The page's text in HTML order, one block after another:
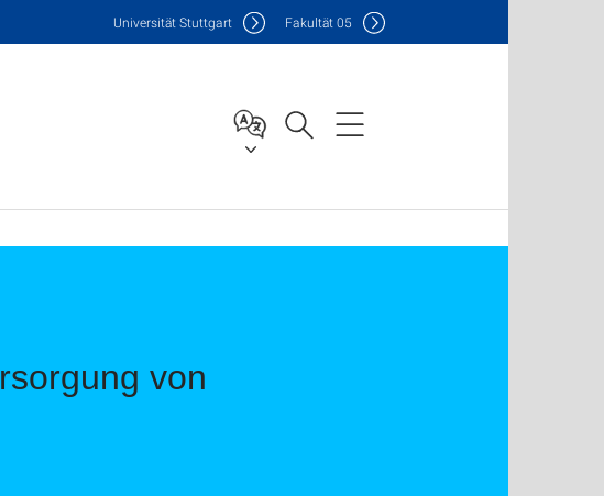
Universität Stuttgart Fakultät05
von